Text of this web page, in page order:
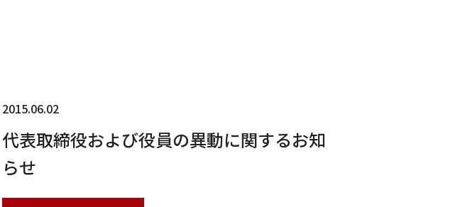
2015.06.02
代表取締役および役員の異動に関するお知
らせ